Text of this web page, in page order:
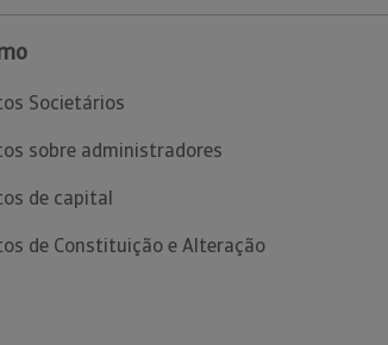
Societários
sobre administradores
de capital
de Constituição e Alteração